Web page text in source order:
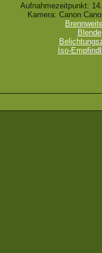
Aufnahmezeitpunkt:
Kamera: Canon
Blende
Iso-